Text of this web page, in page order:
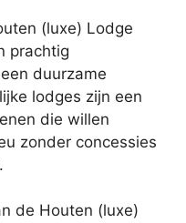
(luxe) Lodge
prachtig
duurzame
lodges zijn een
die willen
zonder concessies
de Houten (luxe)